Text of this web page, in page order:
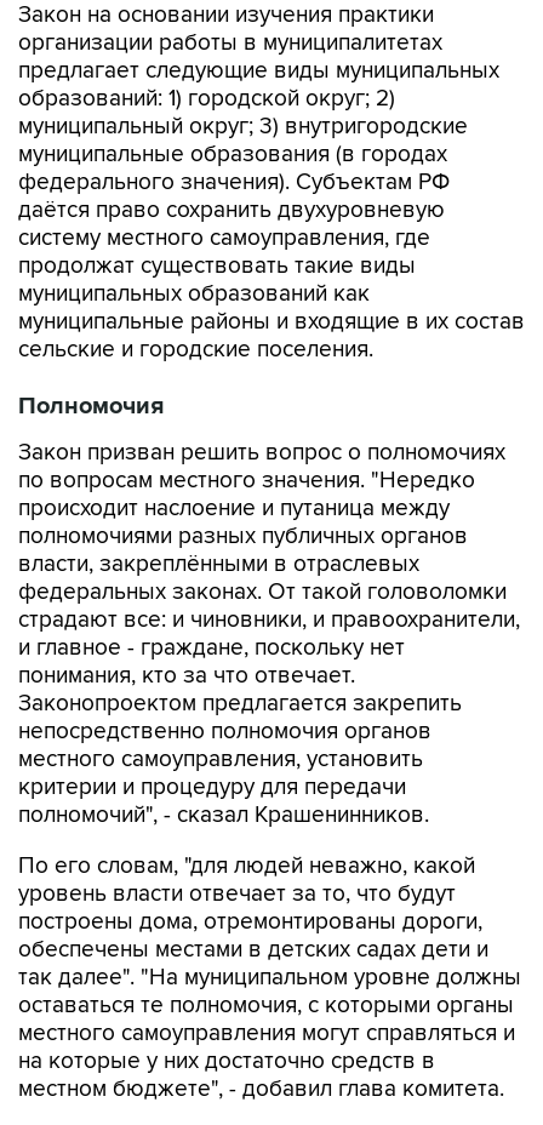
Закон на основании изучения практики
организации работы в муниципалитетах
предлагает следующие виды муниципальных
образований: 1) городской округ; 2)
муниципальный округ; 3) внутригородские
муниципальные образования (в городах
федерального значения). Субъектам РФ
даётся право сохранить двухуровневую
систему местного самоуправления, где
продолжат существовать такие виды
муниципальных образований как
муниципальные районы и входящие в их состав
сельские и городские поселения.
Полномочия
Закон призван решить вопрос о полномочиях
по вопросам местного значения. "Нередко
происходит наслоение и путаница между
полномочиями разных публичных органов
власти, закреплёнными в отраслевых
федеральных законах. От такой головоломки
страдают все: и чиновники, и правоохранители,
и главное - граждане, поскольку нет
понимания, кто за что отвечает.
Законопроектом предлагается закрепить
непосредственно полномочия органов
местного самоуправления, установить
критерии и процедуру для передачи
полномочий", - сказал Крашенинников.
По его словам, "для людей неважно, какой
уровень власти отвечает за то, что будут
построены дома, отремонтированы дороги,
обеспечены местами в детских садах дети и
так далее". "На муниципальном уровне должны
оставаться те полномочия, с которыми органы
местного самоуправления могут справляться и
на которые у них достаточно средств в
местном бюджете", - добавил глава комитета.